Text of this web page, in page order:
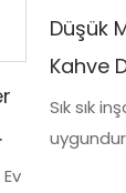
Düşük
Kahve
Sık sık